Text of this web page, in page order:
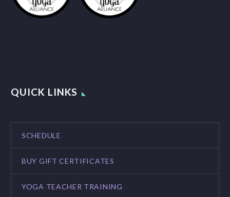
QUICK LINKS
SCHEDULE
BUY GIFT CERTIFICATES
YOGA TEACHER TRAINING